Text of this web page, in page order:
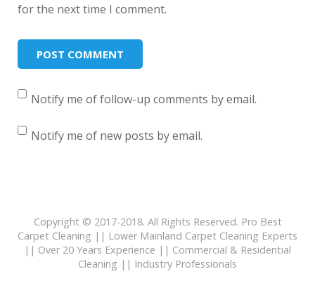
for the next time I comment.
Notify me of follow-up comments by email.
Notify me of new posts by email.
Copyright © 2017-2018. All Rights Reserved. Pro Best
Carpet Cleaning || Lower Mainland Carpet Cleaning Experts
|| Over 20 Years Experience || Commercial & Residential
Cleaning || Industry Professionals